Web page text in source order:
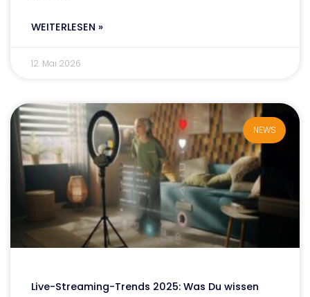
WEITERLESEN »
12. Mai 2026
NEWS
Live-Streaming-Trends 2025: Was Du wissen